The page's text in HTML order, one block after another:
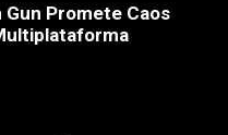
Gun Promete Caos